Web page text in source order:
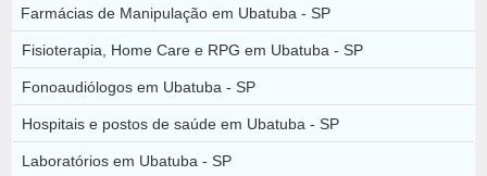
Farmácias de Manipulação em Ubatuba - SP
Fisioterapia, Home Care e RPG em Ubatuba - SP
Fonoaudiólogos em Ubatuba - SP
Hospitais e postos de saúde em Ubatuba - SP
Laboratórios em Ubatuba - SP